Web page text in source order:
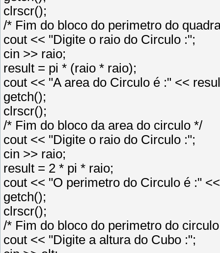
clrscr();
/* Fim do bloco do perimetro do
cout << "Digite o raio do Circulo :";
cin >> raio;
result = pi * (raio * raio);
cout << "A area do Circulo é :" <<
getch();
clrscr();
/* Fim do bloco da area do circulo */
cout << "Digite o raio do Circulo :";
cin >> raio;
result = 2 * pi * raio;
cout << "O perimetro do Circulo é :"
getch();
clrscr();
/* Fim do bloco do perimetro do
cout << "Digite a altura do Cubo :";